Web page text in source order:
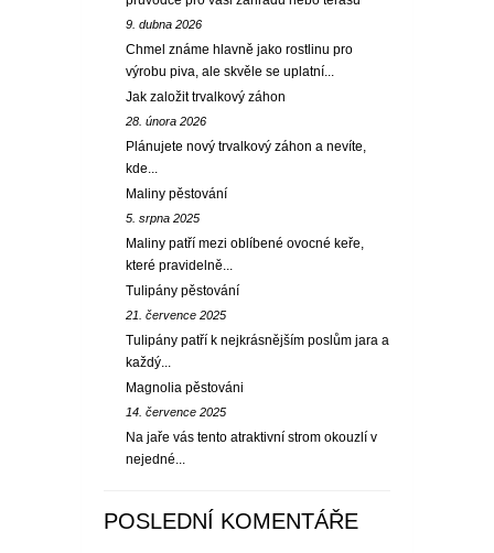
9. dubna 2026
Chmel známe hlavně jako rostlinu pro
výrobu piva, ale skvěle se uplatní...
Jak založit trvalkový záhon
28. února 2026
Plánujete nový trvalkový záhon a nevíte,
kde...
Maliny pěstování
5. srpna 2025
Maliny patří mezi oblíbené ovocné keře,
které pravidelně...
Tulipány pěstování
21. července 2025
Tulipány patří k nejkrásnějším poslům jara a
každý...
Magnolia pěstováni
14. července 2025
Na jaře vás tento atraktivní strom okouzlí v
nejedné...
POSLEDNÍ KOMENTÁŘE